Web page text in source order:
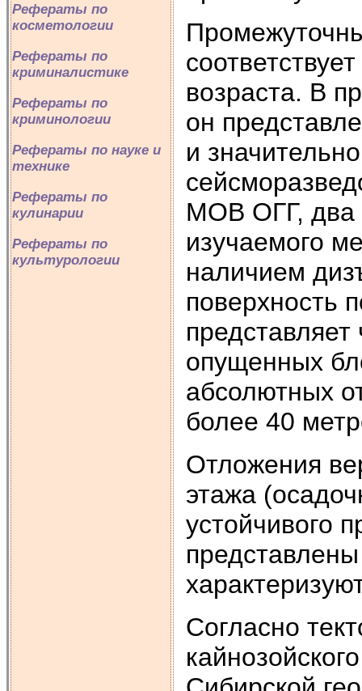
Рефераты по
косметологии
Рефераты по
криминалистике
Рефераты по
криминологии
Рефераты по науке и
технике
Рефераты по
кулинарии
Рефераты по
культурологии
возраста. В
он
и
МОВ ОГГ, два
изучаемого
наличием
поверхность
опущенных
абсолютных
более 40
Отложения
этажа
устойчивого
Согласно